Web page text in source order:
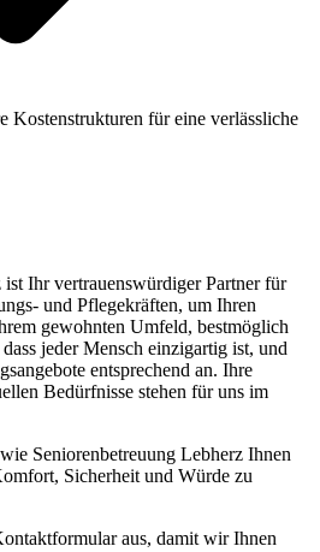
Kostenstrukturen für eine verlässliche
Ihr vertrauenswürdiger Partner für
und Pflegekräften, um Ihren
gewohnten Umfeld, bestmöglich
jeder Mensch einzigartig ist, und
entsprechend an. Ihre
Bedürfnisse stehen für uns im
Seniorenbetreuung Lebherz Ihnen
Sicherheit und Würde zu
aus, damit wir Ihnen